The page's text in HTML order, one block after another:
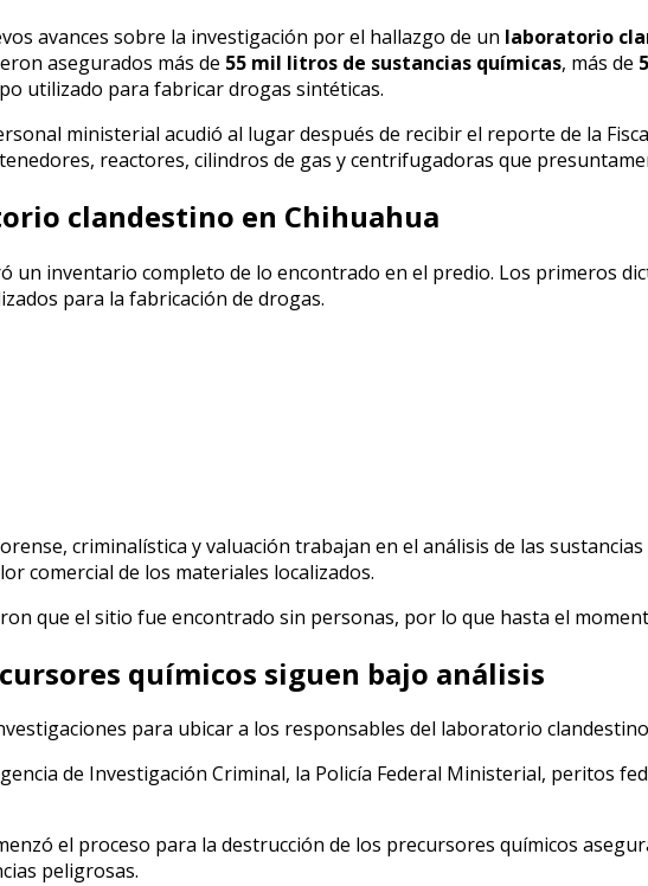
avances sobre la investigación por el hallazgo de un laboratorio
asegurados más de 55 mil litros de sustancias químicas, más de
utilizado para fabricar drogas sintéticas.
ministerial acudió al lugar después de recibir el reporte de la
reactores, cilindros de gas y centrifugadoras que
clandestino en Chihuahua
un inventario completo de lo encontrado en el predio. Los primeros
para la fabricación de drogas.
criminalística y valuación trabajan en el análisis de las
comercial de los materiales localizados.
que el sitio fue encontrado sin personas, por lo que hasta el
químicos siguen bajo análisis
para ubicar a los responsables del laboratorio
de Investigación Criminal, la Policía Federal Ministerial, peritos
el proceso para la destrucción de los precursores químicos
peligrosas.